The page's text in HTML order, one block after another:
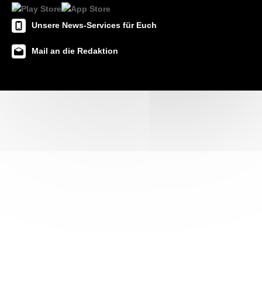
Unsere News-Services für Euch
Mail an die Redaktion